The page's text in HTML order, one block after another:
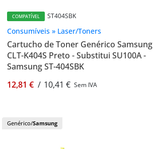
COMPATÍVEL ST404SBK
Consumíveis » Laser/Toners
Cartucho de Toner Genérico Samsung
CLT-K404S Preto - Substitui SU100A -
Samsung ST-404SBK
12,81 € / 10,41 € Sem IVA
Genérico/Samsung